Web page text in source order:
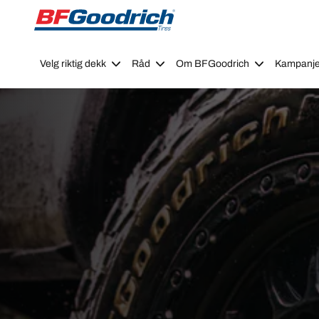
Go to page content Go to page navigation
Velg riktig dekk Råd Om BFGoodrich